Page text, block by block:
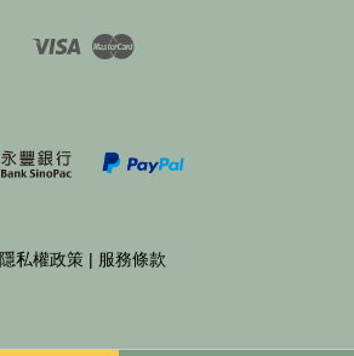
Visa Master
隱私權政策 服務條款